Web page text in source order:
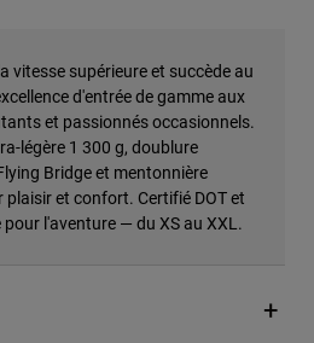
vitesse supérieure et succède au
d'entrée de gamme aux
et passionnés occasionnels.
légère 1 300 g, doublure
Bridge et mentonnière
et confort. Certifié DOT et
pour l'aventure — du XS au XXL.